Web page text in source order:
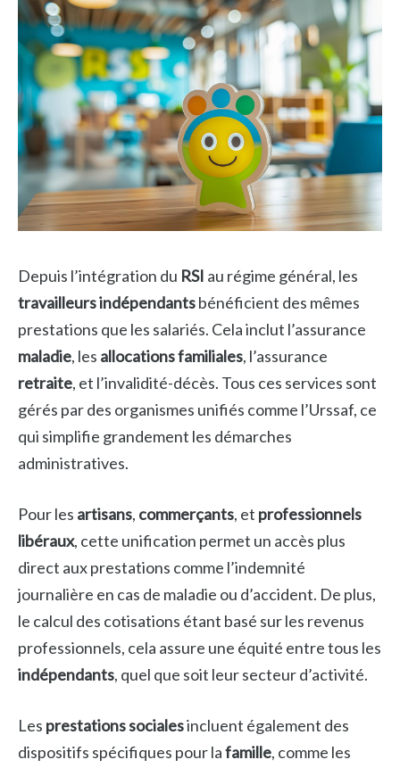
Depuis l’intégration du RSI au régime général, les
travailleurs indépendantsbénéficient des mêmes
prestations que les salariés. Cela inclut l’assurance
maladie, les allocations familiales, l’assurance
retraite, et l’invalidité-décès. Tous ces services sont
gérés par des organismes unifiés comme l’Urssaf, ce
qui simplifie grandement les démarches
administratives.
Pour les artisans, commerçants, et professionnels
libéraux, cette unification permet un accès plus
direct aux prestations comme l’indemnité
journalière en cas de maladie ou d’accident. De plus,
le calcul des cotisations étant basé sur les revenus
professionnels, cela assure une équité entre tous les
indépendants, quel que soit leur secteur d’activité.
Les prestations socialesincluent également des
dispositifs spécifiques pour lafamille, comme les